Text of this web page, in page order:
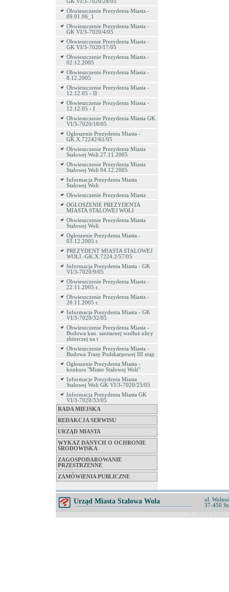
GK VI/3-7020/28/05
Obwieszczenie Prezydenta Miasta -
09.01.06_1
Obwieszczenie Prezydenta Miasta -
GK VI/3-7020/4/05
Obwieszczenie Prezydenta Miasta -
GK VI/3-7020/17/05
Obwieszczenie Prezydenta Miasta -
02.12.2005
Obwieszczenie Prezydenta Miasta -
8.12.2005
Obwieszczenie Prezydenta Miasta -
12.12.05 - II
Obwieszczenie Prezydenta Miasta -
12.12.05 - I
Obwieszczenie Prezydenta Miasta GK
VI/3-7020/18/05
Ogłoszenie Prezydenta Miasta -
GK.X.72242/61/05
Obwieszczenie Prezydenta Miasta
Stalowej Woli 27.11.2005
Obwieszczenie Prezydenta Miasta
Stalowej Woli 04.12.2005
Informacja Prezydenta Miasta
Stalowej Woli
Obwieszczenie Prezydenta Miasta
OGŁOSZENIE PREZYDENTA
MIASTA STALOWEJ WOLI
Obwieszczenie Prezydenta Miasta
Stalowej Woli
Ogłoszenie Prezydenta Miasta -
03.12.2005 r.
PREZYDENT MIASTA STALOWEJ
WOLI -GK.X.7224.2/57/05
Informacja Prezydenta Miasta - GK
VI/3-7020/9/05
Obwieszczenie Prezydenta Miasta -
22.11.2005 r.
Obwieszczenie Prezydenta Miasta -
20.11.2005 r.
Informacja Prezydenta Miasta - GK
VI/3-7020/32/05
Obwieszczenie Prezydenta Miasta -
Budowa kan. sanitarnej wzdłuż ulicy
zbiorczej na t
Obwieszczenie Prezydenta Miasta -
Budowa Trasy Podskarpowej III etap
Ogłoszenie Prezydenta Miasta -
konkurs "Mister Stalowej Woli"
Informacje Prezydenta Miasta
Stalowej Woli GK VI/3-7020/25/05
Informacja Prezydenta Miasta GK
VI/3-7020/33/05
RADA MIEJSKA
REDAKCJA SERWISU
URZĄD MIASTA
WYKAZ DANYCH O OCHRONIE
ŚRODOWISKA
ZAGOSPODAROWANIE
PRZESTRZENNE
ZAMÓWIENIA PUBLICZNE
Urząd Miasta Stalowa Wola
ul.
37-450